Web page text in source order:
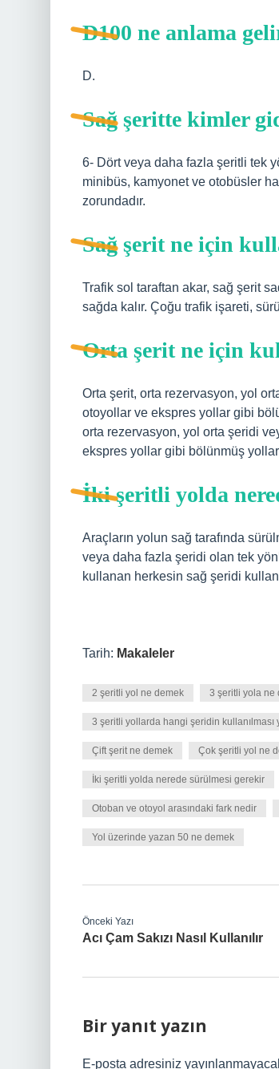
D100 ne anlama
D.
Sağ şeritte kimler
6- Dört veya daha fazla şeritli tek
minibüs, kamyonet ve otobüsler
zorundadır.
Sağ şerit ne için
Trafik sol taraftan akar, sağ şerit
sağda kalır. Çoğu trafik işareti,
Orta şerit ne için
Orta şerit, orta rezervasyon, yol
otoyollar ve ekspres yollar gibi
orta rezervasyon, yol orta şeridi
ekspres yollar gibi bölünmüş
İki şeritli yolda
Araçların yolun sağ tarafında
veya daha fazla şeridi olan tek
kullanan herkesin sağ şeridi
Tarih: Makaleler
2 şeritli yol ne demek 3 şeritli yola ne
3 şeritli yollarda hangi şeridin kullanılması
Çift şerit ne demek Çok şeritli yol ne
İki şeritli yolda nerede sürülmesi gerekir
Otoban ve otoyol arasındaki fark nedir
Yol üzerinde yazan 50 ne demek
Önceki Yazı
Acı Çam Sakızı Nasıl Kullanılır
Bir yanıt yazın
E-posta adresiniz